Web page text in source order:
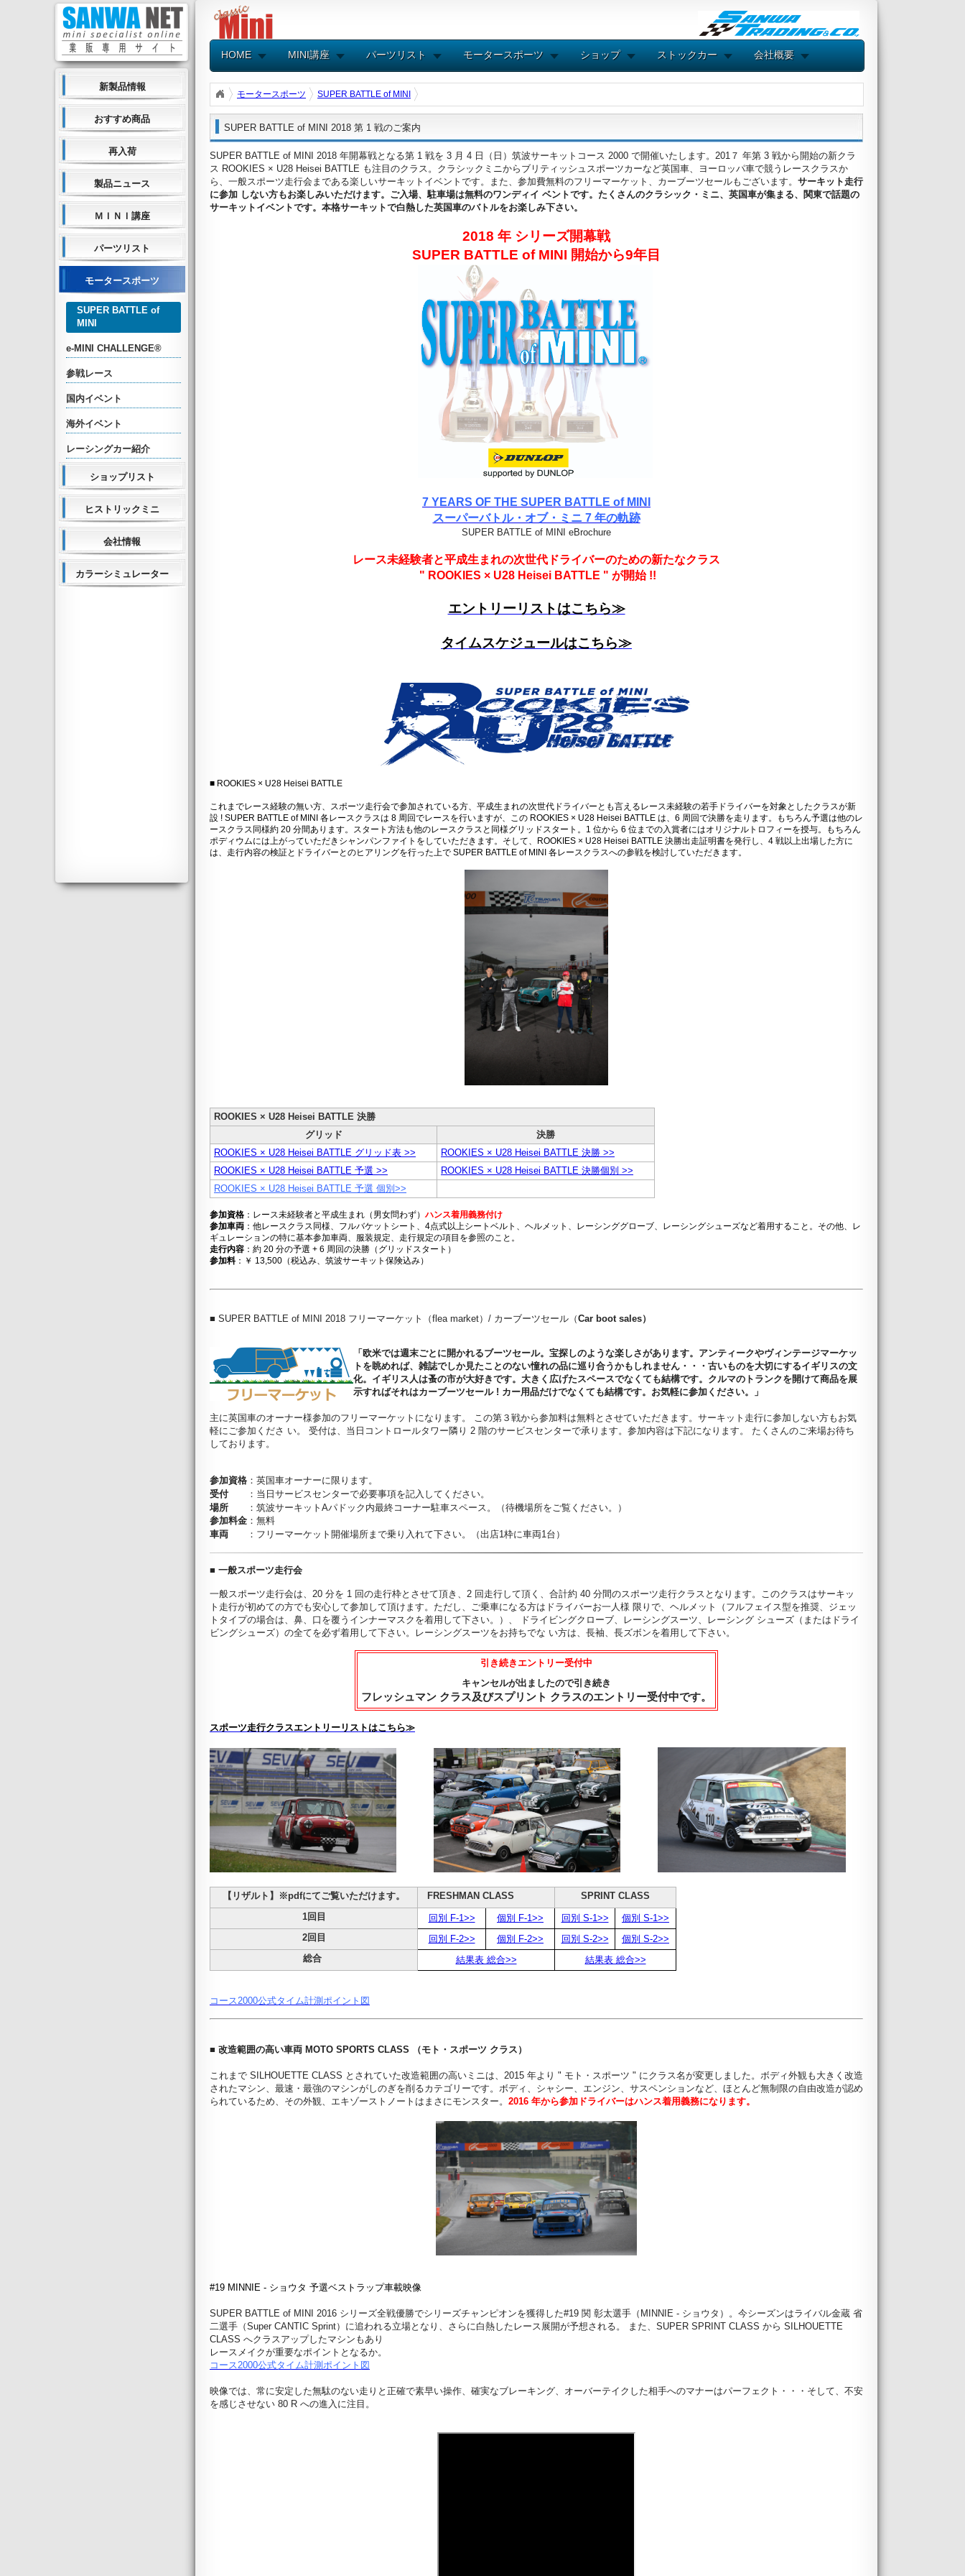
新製品情報
おすすめ商品
再入荷
製品ニュース
ＭＩＮＩ講座
パーツリスト
モータースポーツ
SUPER BATTLE of
MINI
e-MINI CHALLENGE®
参戦レース
国内イベント
海外イベント
レーシングカー紹介
ショップリスト
ヒストリックミニ
会社情報
カラーシミュレーター
HOME MINI講座 パーツリスト モータースポーツ ショップ ストックカー 会社概要
モータースポーツ SUPER BATTLE of MINI
SUPER BATTLE of MINI 2018 第 1 戦のご案内
SUPER BATTLE of MINI 2018 年開幕戦となる第 1 戦を 3 月 4 日（日）筑波サーキットコース 2000 で開催いたします。201７ 年第 3 戦から開始の新クラ
ス ROOKIES × U28 Heisei BATTLE も注目のクラス。クラシックミニからブリティッシュスポーツカーなど英国車、ヨーロッパ車で競うレースクラスか
ら、一般スポーツ走行会まである楽しいサーキットイベントです。また、参加費無料のフリーマーケット、カーブーツセールもございます。 サーキット走行
に参加 しない方もお楽しみいただけます。ご入場、駐車場は無料のワンディイ ベントです。たくさんのクラシック・ミニ、英国車が集まる、関東で話題の
サーキットイベントです。本格サーキットで白熱した英国車のバトルをお楽しみ下さい。
2018 年 シリーズ開幕戦
SUPER BATTLE of MINI 開始から9年目
7 YEARS OF THE SUPER BATTLE of MINI
スーパーバトル・オブ・ミニ 7 年の軌跡
SUPER BATTLE of MINI eBrochure
レース未経験者と平成生まれの次世代ドライバーのための新たなクラス
" ROOKIES × U28 Heisei BATTLE " が開始 !!
エントリーリストはこちら≫
タイムスケジュールはこちら≫
■ ROOKIES × U28 Heisei BATTLE
これまでレース経験の無い方、スポーツ走行会で参加されている方、平成生まれの次世代ドライバーとも言えるレース未経験の若手ドライバーを対象としたクラスが新
設 ! SUPER BATTLE of MINI 各レースクラスは 8 周回でレースを行いますが、この ROOKIES × U28 Heisei BATTLE は、6 周回で決勝を走ります。もちろん予選は他のレ
ースクラス同様約 20 分間あります。スタート方法も他のレースクラスと同様グリッドスタート。1 位から 6 位までの入賞者にはオリジナルトロフィーを授与。もちろん
ポディウムには上がっていただきシャンパンファイトをしていただきます。そして、ROOKIES × U28 Heisei BATTLE 決勝出走証明書を発行し、4 戦以上出場した方に
は、走行内容の検証とドライバーとのヒアリングを行った上で SUPER BATTLE of MINI 各レースクラスへの参戦を検討していただきます。
ROOKIES × U28 Heisei BATTLE 決勝
グリッド
決勝
ROOKIES × U28 Heisei BATTLE グリッド表 >>
ROOKIES × U28 Heisei BATTLE 決勝 >>
ROOKIES × U28 Heisei BATTLE 予選 >>
ROOKIES × U28 Heisei BATTLE 決勝個別 >>
ROOKIES × U28 Heisei BATTLE 予選 個別>>
参加資格 ：レース未経験者と平成生まれ（男女問わず）ハンス着用義務付け
参加車両 ：他レースクラス同様、フルバケットシート、4点式以上シートベルト、ヘルメット、レーシンググローブ、レーシングシューズなど着用すること。その他、レ
ギュレーションの特に基本参加車両、服装規定、走行規定の項目を参照のこと。
走行内容 ：約 20 分の予選 + 6 周回の決勝（グリッドスタート）
参加料 ：￥ 13,500（税込み、筑波サーキット保険込み）
■ SUPER BATTLE of MINI 2018 フリーマーケット（flea market）/ カーブーツセール（Car boot sales）
「欧米では週末ごとに開かれるブーツセール。宝探しのような楽しさがあります。アンティークやヴィンテージマーケッ
トを眺めれば、雑誌でしか見たことのない憧れの品に巡り合うかもしれません・・・古いものを大切にするイギリスの文
化。イギリス人は蚤の市が大好きです。大きく広げたスペースでなくても結構です。クルマのトランクを開けて商品を展
示すればそれはカーブーツセール ! カー用品だけでなくても結構です。お気軽に参加ください。」
主に英国車のオーナー様参加のフリーマーケットになります。 この第３戦から参加料は無料とさせていただきます。サーキット走行に参加しない方もお気
軽にご参加くださ い。 受付は、当日コントロールタワー隣り 2 階のサービスセンターで承ります。参加内容は下記になります。 たくさんのご来場お待ち
しております。
参加資格 ： 英国車オーナーに限ります。
受付
： 当日サービスセンターで必要事項を記入してください。
場所
： 筑波サーキットAパドック内最終コーナー駐車スペース。（待機場所をご覧ください。）
参加料金 ：無料
車両
： フリーマーケット開催場所まで乗り入れて下さい。（出店1枠に車両1台）
■ 一般スポーツ走行会
一般スポーツ走行会は、20 分を 1 回の走行枠とさせて頂き、2 回走行して頂く、合計約 40 分間のスポーツ走行クラスとなります。このクラスはサーキッ
ト走行が初めての方でも安心して参加して頂けます。ただし、ご乗車になる方はドライバーお一人様 限りで、ヘルメット（フルフェイス型を推奨、ジェッ
トタイプの場合は、鼻、口を覆うインナーマスクを着用して下さい。）、 ドライビングクローブ、レーシングスーツ、レーシング シューズ（またはドライ
ビングシューズ）の全てを必ず着用して下さい。レーシングスーツをお持ちでな い方は、長袖、長ズボンを着用して下さい。
引き続きエントリー受付中
キャンセルが出ましたので引き続き
フレッシュマン クラス及びスプリント クラスのエントリー受付中です。
スポーツ走行クラスエントリーリストはこちら≫
【リザルト】※pdfにてご覧いただけます。 FRESHMAN CLASS
SPRINT CLASS
1回目
回別 F-1>> 個別 F-1>> 回別 S-1>>
個別 S-1>>
2回目
回別 F-2>> 個別 F-2>> 回別 S-2>>
個別 S-2>>
総合
結果表 総合>> 結果表 総合>>
コース2000公式タイム計測ポイント図
■ 改造範囲の高い車両 MOTO SPORTS CLASS （モト・スポーツ クラス）
これまで SILHOUETTE CLASS とされていた改造範囲の高いミニは、2015 年より " モト・スポーツ " にクラス名が変更しました。ボディ外観も大きく改造
されたマシン、最速・最強のマシンがしのぎを削るカテゴリーです。ボディ、シャシー、エンジン、サスペンションなど、ほとんど無制限の自由改造が認め
られているため、その外観、エキゾーストノートはまさにモンスター。 2016 年から参加ドライバーはハンス着用義務になります。
#19 MINNIE - ショウタ 予選ベストラップ車載映像
SUPER BATTLE of MINI 2016 シリーズ全戦優勝でシリーズチャンピオンを獲得した#19 関 彰太選手（MINNIE - ショウタ）。今シーズンはライバル金蔵 省
二選手（Super CANTIC Sprint）に追われる立場となり、さらに白熱したレース展開が予想される。 また、SUPER SPRINT CLASS から SILHOUETTE
CLASS へクラスアップしたマシンもあり
レースメイクが重要なポイントとなるか。
コース2000公式タイム計測ポイント図
映像では、常に安定した無駄のない走りと正確で素早い操作、確実なブレーキング、オーバーテイクした相手へのマナーはパーフェクト・・・そして、不安
を感じさせない 80 R への進入に注目。